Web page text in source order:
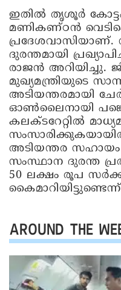
ഇതിൽ തൃശൂർ
മണികണ്ഠൻ
ദുരന്തമായി
രാജൻ അറിയിച്ചു.
മുഖ്യമന്ത്രിയുടെ
അടിയന്തരമായി
ഓൺലൈനായി
കലക്‌ടറേറ്റിൽ
അടിയന്തര
സംസ്ഥാന ദുരന്ത
50 ലക്ഷം രൂപ
AROUND THE